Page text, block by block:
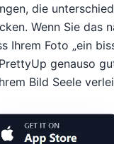
die
Wenn Sie das
Ihrem Foto „ein
genauso
Bild Seele